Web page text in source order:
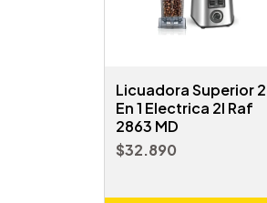
Licuadora Superior 2
En 1 Electrica 2l Raf
2863 MD
$32.890